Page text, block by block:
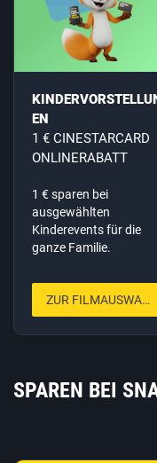
EN
1 € CINESTARCARD
ONLINERABATT
1 € sparen bei
ausgewählten
Kinderevents für die
ganze Familie.
ZUR FILMAUSWAHL
SPAREN BEI